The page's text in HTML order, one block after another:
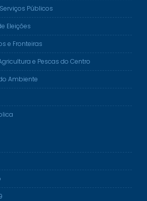
Públicos
Eleições
e Fronteiras
e Pescas do Centro
Ambiente